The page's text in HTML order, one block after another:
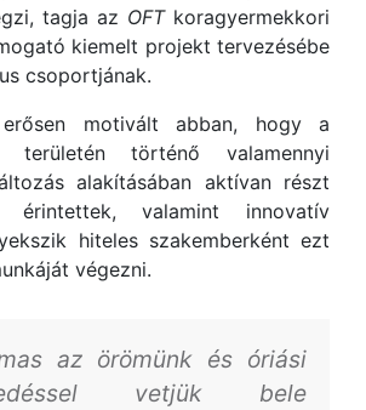
tagja az OFTkoragyermekkori
kiemelt projekt tervezésébe
csoportjának.
motivált abban, hogy a
területén történő valamennyi
alakításában aktívan részt
érintettek, valamint innovatív
hiteles szakemberként ezt
végezni.
az örömünk és óriási
vetjük bele